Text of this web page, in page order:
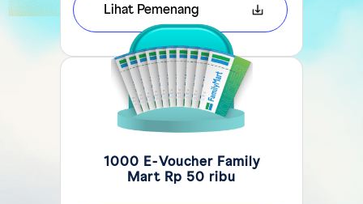
Lihat Pemenang
1000 E-Voucher Family
Mart Rp 50 ribu